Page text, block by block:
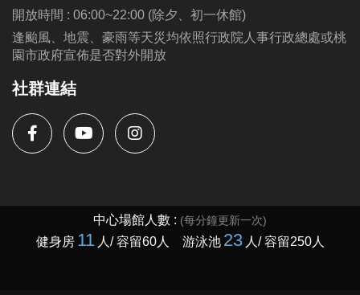
開放時間 : 06:00~22:00 (除夕、初一休館)
逢颱風、地震、豪雨等天災均依照行政院人事行政總處或桃
園市政府宣佈是否對外開放
社群連結